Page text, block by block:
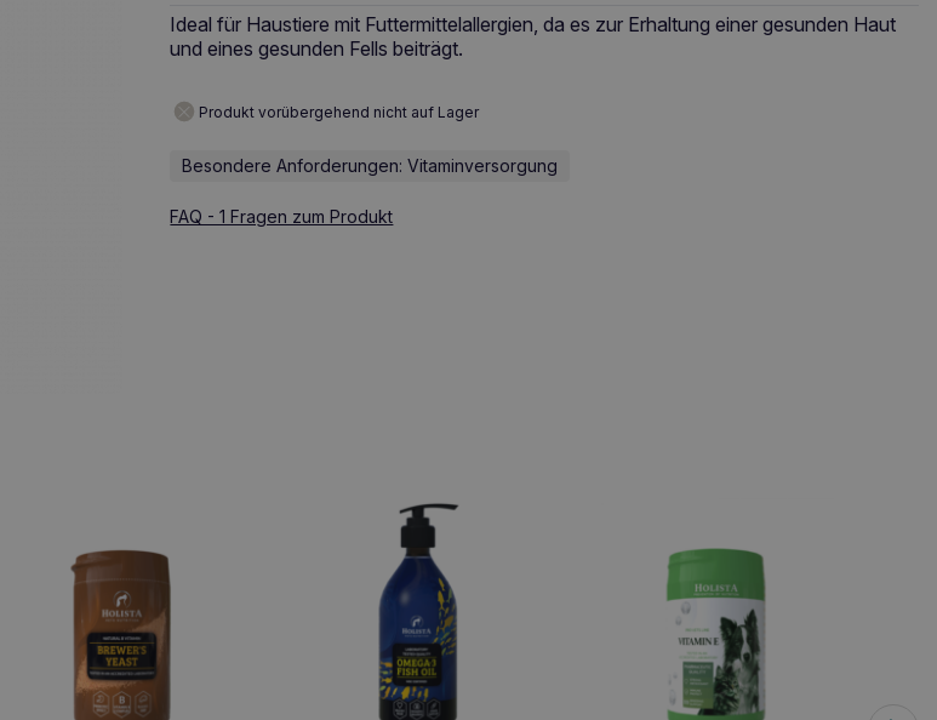
Ideal für Haustiere mit Futtermittelallergien, da es zur Erhaltung einer gesunden Haut
und eines gesunden Fells beiträgt.
Produkt vorübergehend nicht auf Lager
Besondere Anforderungen: Vitaminversorgung
FAQ - 1 Fragen zum Produkt